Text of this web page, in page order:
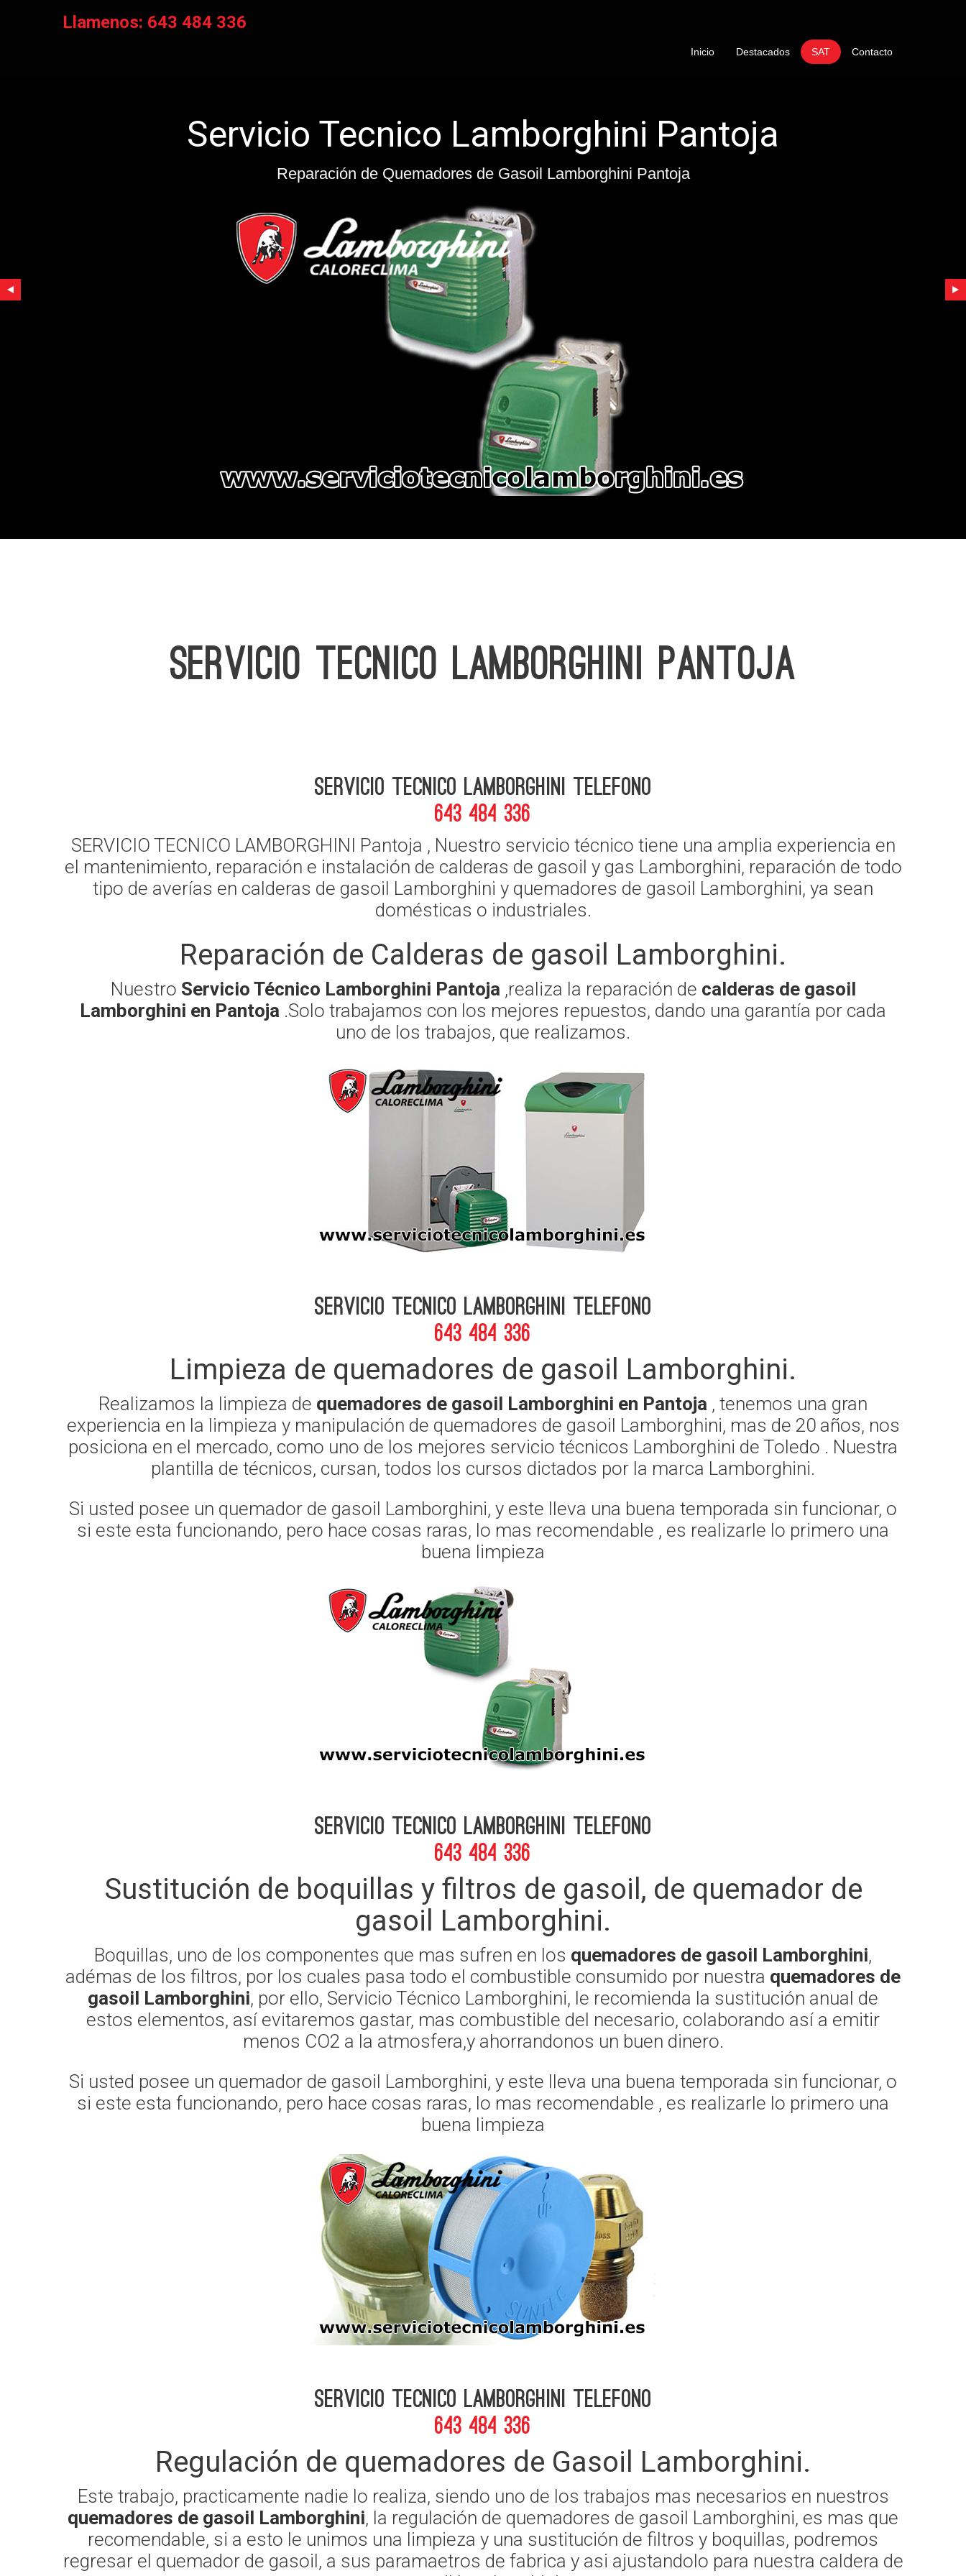
Llamenos: 643 484 336
Inicio Destacados SAT Contacto
Servicio Tecnico
Reparación de Quemadores de Gasoil Lamborghini Pantoja
Reparación de Calderas de Gasoil Lamborghini Pantoja
SERVICIO TECNICO LAMBORGHINI PANTOJA
Servicio Tecnico Lamborghini telefono
643 484 336
SERVICIO TECNICO LAMBORGHINI Pantoja , Nuestro servicio técnico tiene una amplia experiencia en
el mantenimiento, reparación e instalación de calderas de gasoil y gas Lamborghini, reparación de todo
tipo de averías en calderas de gasoil Lamborghini y quemadores de gasoil Lamborghini, ya sean
domésticas o industriales.
Reparación de Calderas de gasoil Lamborghini.
Nuestro Servicio Técnico Lamborghini Pantoja ,realiza la reparación de calderas de gasoil
Lamborghini en Pantoja .Solo trabajamos con los mejores repuestos, dando una garantía por cada
uno de los trabajos, que realizamos.
Servicio Tecnico Lamborghini telefono
643 484 336
Limpieza de quemadores de gasoil Lamborghini.
Realizamos la limpieza de quemadores de gasoil Lamborghini en Pantoja , tenemos una gran
experiencia en la limpieza y manipulación de quemadores de gasoil Lamborghini, mas de 20 años, nos
posiciona en el mercado, como uno de los mejores servicio técnicos Lamborghini de Toledo . Nuestra
plantilla de técnicos, cursan, todos los cursos dictados por la marca Lamborghini.
Si usted posee un quemador de gasoil Lamborghini, y este lleva una buena temporada sin funcionar, o
si este esta funcionando, pero hace cosas raras, lo mas recomendable , es realizarle lo primero una
buena limpieza
Servicio Tecnico Lamborghini telefono
643 484 336
Sustitución de boquillas y filtros de gasoil, de quemador de
gasoil Lamborghini.
Boquillas, uno de los componentes que mas sufren en los quemadores de gasoil Lamborghini,
adémas de los filtros, por los cuales pasa todo el combustible consumido por nuestra quemadores de
gasoil Lamborghini, por ello, Servicio Técnico Lamborghini, le recomienda la sustitución anual de
estos elementos, así evitaremos gastar, mas combustible del necesario, colaborando así a emitir
menos CO2 a la atmosfera,y ahorrandonos un buen dinero.
Si usted posee un quemador de gasoil Lamborghini, y este lleva una buena temporada sin funcionar, o
si este esta funcionando, pero hace cosas raras, lo mas recomendable , es realizarle lo primero una
buena limpieza
Servicio Tecnico Lamborghini telefono
643 484 336
Regulación de quemadores de Gasoil Lamborghini.
Este trabajo, practicamente nadie lo realiza, siendo uno de los trabajos mas necesarios en nuestros
quemadores de gasoil Lamborghini, la regulación de quemadores de gasoil Lamborghini, es mas que
recomendable, si a esto le unimos una limpieza y una sustitución de filtros y boquillas, podremos
regresar el quemador de gasoil, a sus paramaetros de fabrica y asi ajustandolo para nuestra caldera de